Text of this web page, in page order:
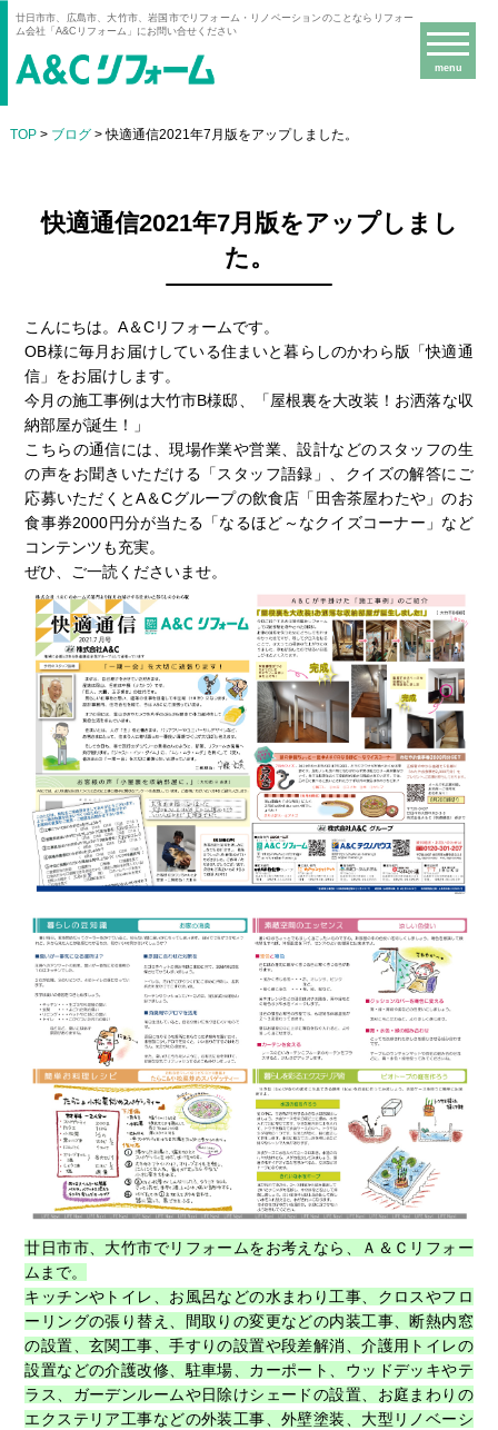
廿日市市、広島市、大竹市、岩国市でリフォーム・リノベーションのことならリフォー
ム会社「A&Cリフォーム」にお問い合せください
menu
TOP> ブログ> 快適通信2021年7月版をアップしました。
快適通信2021年7月版をアップしまし
た。
こんにちは。A＆Cリフォームです。
OB様に毎月お届けしている住まいと暮らしのかわら版「快適通
信」をお届けします。
今月の施工事例は大竹市B様邸、「屋根裏を大改装！お洒落な収
納部屋が誕生！」
こちらの通信には、現場作業や営業、設計などのスタッフの生
の声をお聞きいただける「スタッフ語録」、クイズの解答にご
応募いただくとA＆Cグループの飲食店「田舎茶屋わたや」のお
食事券2000円分が当たる「なるほど～なクイズコーナー」など
コンテンツも充実。
ぜひ、ご一読くださいませ。
廿日市市、大竹市でリフォームをお考えなら、Ａ＆Ｃリフォー
ムまで。
キッチンやトイレ、お風呂などの水まわり工事、クロスやフロ
ーリングの張り替え、間取りの変更などの内装工事、断熱内窓
の設置、玄関工事、手すりの設置や段差解消、介護用トイレの
設置などの介護改修、駐車場、カーポート、ウッドデッキやテ
ラス、ガーデンルームや日除けシェードの設置、お庭まわりの
エクステリア工事などの外装工事、外壁塗装、大型リノベーシ